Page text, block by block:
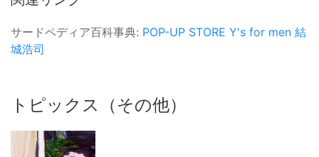
サードペディア百科事典: POP-UP STORE Y's for men 結
城浩司
トピックス（その他）